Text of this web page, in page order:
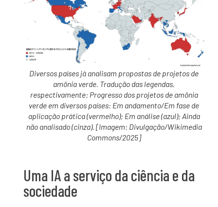
Diversos países já analisam propostas de projetos de
amônia verde. Tradução das legendas,
respectivamente: Progresso dos projetos de amônia
verde em diversos países: Em andamento/Em fase de
aplicação prática (vermelho); Em análise (azul); Ainda
não analisado (cinza). [Imagem: Divulgação/Wikimedia
Commons/2025]
Uma IA a serviço da ciência e da
sociedade